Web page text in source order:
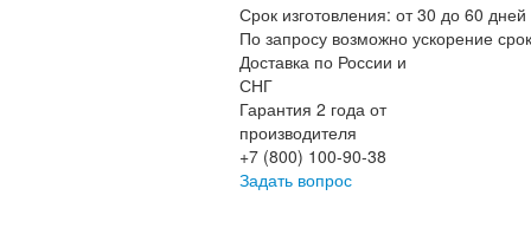
Срок изготовления: от 30 до 60 дней
По запросу возможно ускорение
Доставка по России и
СНГ
Гарантия 2 года от
производителя
+7 (800) 100-90-38
Задать вопрос